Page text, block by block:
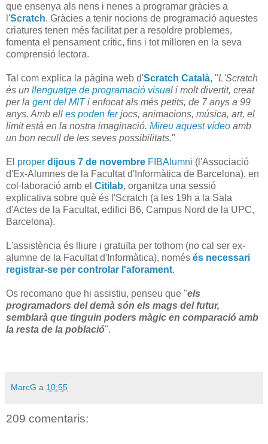
que ensenya als nens i nenes a programar gràcies a
l'Scratch. Gràcies a tenir nocions de programació aquestes
criatures tenen més facilitat per a resoldre problemes,
fomenta el pensament crític, fins i tot milloren en la seva
comprensió lectora.
Tal com explica la pàgina web d'Scratch Català, "L'Scratch
és un llenguatge de programació visual i molt divertit, creat
per la gent del MITi enfocat als més petits, de 7 anys a 99
anys. Amb ell es poden ferjocs, animacions, música, art, el
limit està en la nostra imaginació. Mireu aquest vídeo amb
un bon recull de les seves possibilitats."
El proper dijous 7 de novembre FIBAlumni (l'Associació
d'Ex-Alumnes de la Facultat d'Informàtica de Barcelona), en
col·laboració amb el Citilab, organitza una sessió
explicativa sobre què és l'Scratch (a les 19h a la Sala
d'Actes de la Facultat, edifici B6, Campus Nord de la UPC,
Barcelona).
L'assistència és lliure i gratuïta per tothom (no cal ser ex-
alumne de la Facultat d'Informàtica), només és necessari
registrar-se per controlar l'aforament.
Os recomano que hi assistiu, penseu que "els
programadors del demà són els mags del futur,
semblarà que tinguin poders màgic en comparació amb
la resta de la població".
MarcG a 10:55
209 comentaris: